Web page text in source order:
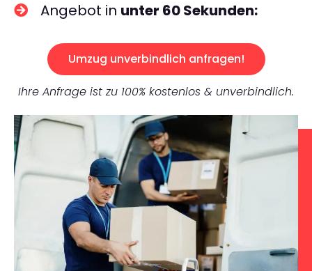
Angebot in unter 60 Sekunden:
Umzug unverbindlich anfragen!
Ihre Anfrage ist zu 100% kostenlos & unverbindlich.